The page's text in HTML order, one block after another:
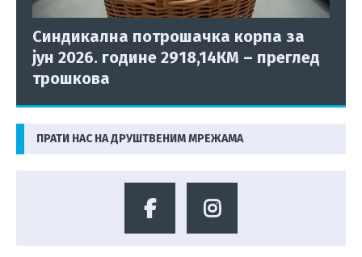
Синдикална потрошачка корпа за
јун 2026. године 2918,14КМ – преглед
трошкова
ПРАТИ НАС НА ДРУШТВЕНИМ МРЕЖАМА